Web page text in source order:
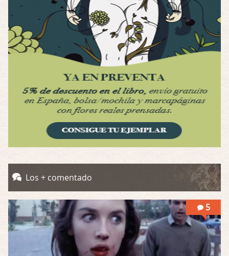
Se llama la posesión en castellano, está …
Obsession
Por: Mariano
Una película normalita, nada del otro mun …
Por: Chica Stark
Al principio por el hype que la dieron iba …
Possession
Posesión Infernal: En Llamas
Por: Skalope
Totalmente de acuerdo Ignacio. La he disfr …
Los + comentado
5